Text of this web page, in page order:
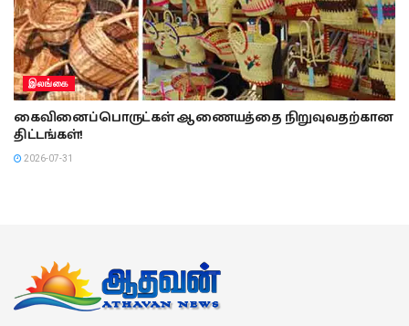
இலங்கை
கைவினைப்பொருட்கள் ஆணையத்தை நிறுவுவதற்கான
திட்டங்கள்!
2026-07-31